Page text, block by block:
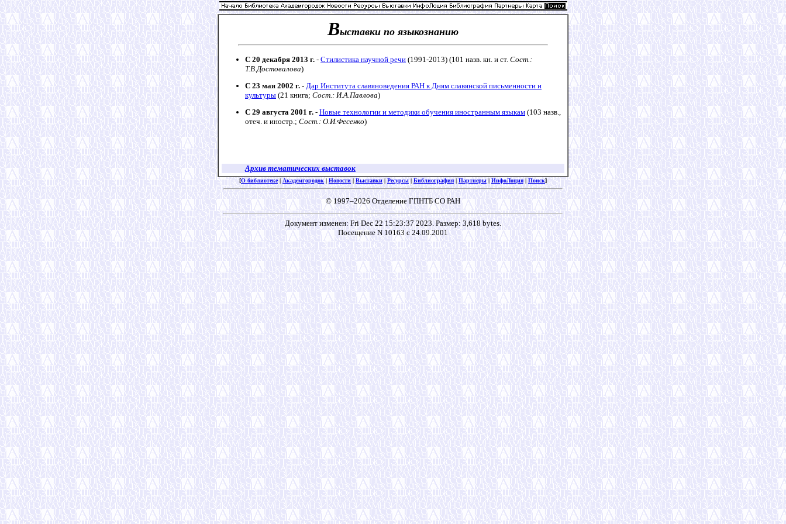
Выставки по языкознанию
С 20 декабря 2013 г. - Стилистика научной речи (1991-2013) (101 назв. кн. и ст. Сост.:
Т.В.Достовалова)
С 23 мая 2002 г. - Дар Института славяноведения РАН к Дням славянской письменности и
культуры (21 книга; Сост.: И.А.Павлова)
С 29 августа 2001 г. - Новые технологии и методики обучения иностранным языкам (103 назв.,
отеч. и иностр.; Сост.: О.И.Фесенко)
Архив тематических выставок
[О библиотеке| Академгородок | Новости | Выставки | Ресурсы | Библиография | Партнеры | ИнфоЛоция | Поиск]
© 1997–2026 Отделение ГПНТБ СО РАН
Документ изменен: Fri Dec 22 15:23:37 2023. Размер: 3,618 bytes.
Посещение N 10163 с 24.09.2001